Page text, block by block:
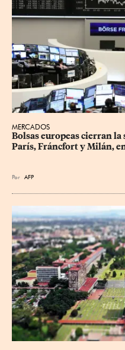
MERCADOS
Bolsas europeas cierran la
París, Fráncfort y Milán,
Por AFP